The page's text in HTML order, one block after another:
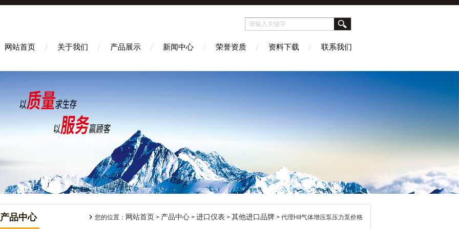
网站首页 关于我们 产品展示 新闻中心 荣誉资质 资料下载 联系我们
产品中心 您的位置： 网站首页 > 产品中心 > 进口仪表 > 其他进口品牌 > 代理HII气体增压泵压力泵价格